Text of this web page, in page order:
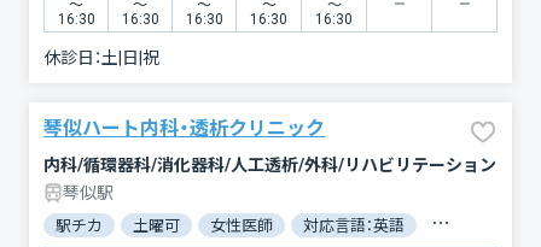
〜
16:30
〜
16:30
〜
16:30
〜
16:30
〜
16:30
休診日：土|日|祝
琴似ハート内科・透析クリニック
内科/循環器科/消化器科/人工透析/外科/リハビリテーション
琴似駅
駅チカ 土曜可 女性医師 対応言語：英語 対応言語：中国